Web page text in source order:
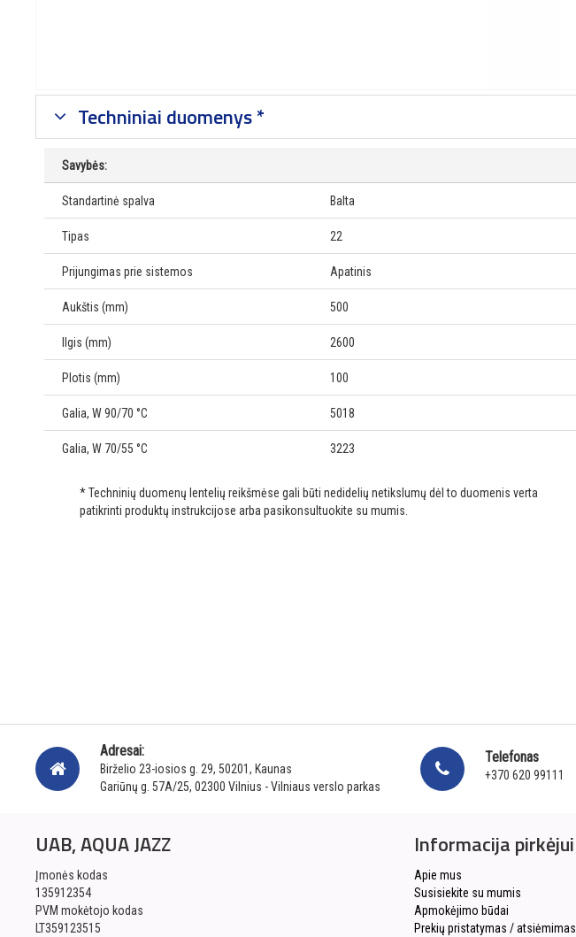
Techniniai duomenys *
Savybės:
Standartinė spalva Balta
Tipas 22
Prijungimas prie sistemos Apatinis
Aukštis (mm) 500
Ilgis (mm) 2600
Plotis (mm) 100
Galia, W 90/70 °C 5018
Galia, W 70/55 °C 3223
* Techninių duomenų lentelių reikšmėse gali būti nedidelių netikslumų dėl to duomenis verta
patikrinti produktų instrukcijose arba pasikonsultuokite su mumis.
Adresai:
Birželio 23-iosios g. 29, 50201, Kaunas
Gariūnų g. 57A/25, 02300 Vilnius - Vilniaus verslo parkas
Telefonas
+370 620 99111
UAB, AQUA JAZZ
Įmonės kodas
135912354
PVM mokėtojo kodas
LT359123515
Informacija pirkėjui
Apie mus
Susisiekite su mumis
Apmokėjimo būdai
Prekių pristatymas / atsiėmimas